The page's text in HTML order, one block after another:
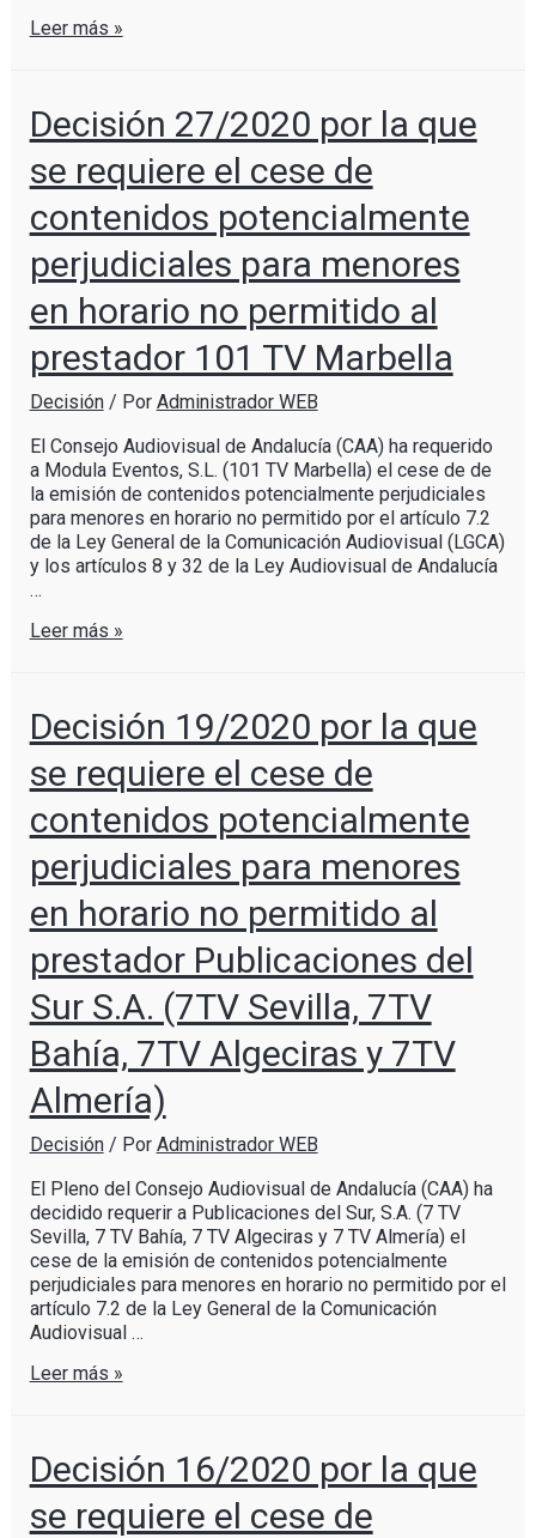
Leer más »
Decisión 27/2020 por la que
se requiere el cese de
contenidos potencialmente
perjudiciales para menores
en horario no permitido al
prestador 101 TV Marbella
Decisión/ Por Administrador WEB
El Consejo Audiovisual de Andalucía (CAA) ha requerido
a Modula Eventos, S.L. (101 TV Marbella) el cese de de
la emisión de contenidos potencialmente perjudiciales
para menores en horario no permitido por el artículo 7.2
de la Ley General de la Comunicación Audiovisual (LGCA)
y los artículos 8 y 32 de la Ley Audiovisual de Andalucía
…
Leer más »
Decisión 19/2020 por la que
se requiere el cese de
contenidos potencialmente
perjudiciales para menores
en horario no permitido al
prestador Publicaciones del
Sur S.A. (7TV Sevilla, 7TV
Bahía, 7TV Algeciras y 7TV
Almería)
Decisión/ Por Administrador WEB
El Pleno del Consejo Audiovisual de Andalucía (CAA) ha
decidido requerir a Publicaciones del Sur, S.A. (7 TV
Sevilla, 7 TV Bahía, 7 TV Algeciras y 7 TV Almería) el
cese de la emisión de contenidos potencialmente
perjudiciales para menores en horario no permitido por el
artículo 7.2 de la Ley General de la Comunicación
Audiovisual …
Leer más »
Decisión 16/2020 por la que
se requiere el cese de